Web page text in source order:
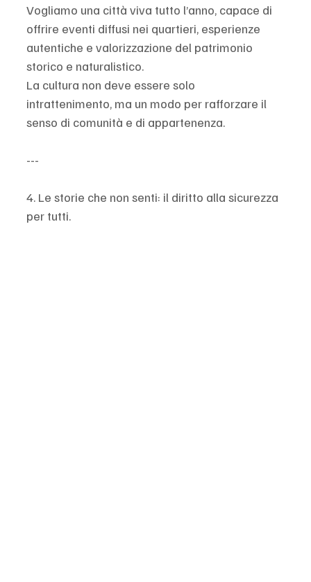
Vogliamo una città viva tutto l’anno, capace di
offrire eventi diffusi nei quartieri, esperienze
autentiche e valorizzazione del patrimonio
storico e naturalistico.
La cultura non deve essere solo
intrattenimento, ma un modo per rafforzare il
senso di comunità e di appartenenza.
---
4. Le storie che non senti: il diritto alla sicurezza
per tutti.